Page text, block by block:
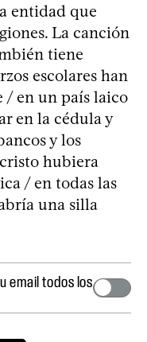
entidad que
La canción
tiene
escolares han
/ en un país laico
en la cédula y
y los
hubiera
/ en todas las
una silla
email todos los